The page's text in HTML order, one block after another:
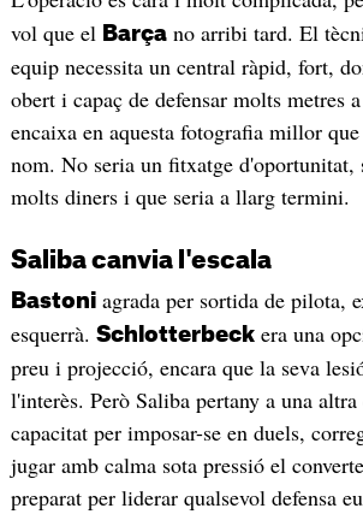
vol que el Barçano arribi tard. El
equip necessita un central ràpid, fort,
obert i capaç de defensar molts metres
encaixa en aquesta fotografia millor
nom. No seria un fitxatge d'oportunitat,
molts diners i que seria a llarg termini.
Saliba canvia l'escala
Bastoniagrada per sortida de pilota,
esquerrà. Schlotterbeckera una
preu i projecció, encara que la seva
l'interès. Però Saliba pertany a una
capacitat per imposar-se en duels,
jugar amb calma sota pressió el
preparat per liderar qualsevol defensa